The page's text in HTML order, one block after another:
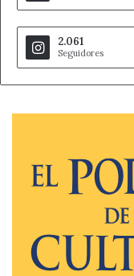
2.061
Seguidores